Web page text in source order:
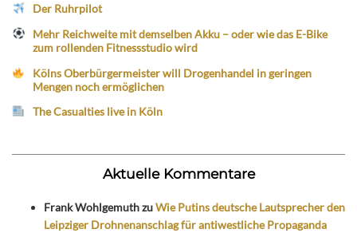
Der Ruhrpilot
Mehr Reichweite mit demselben Akku – oder wie das E-Bike
zum rollenden Fitnessstudio wird
Kölns Oberbürgermeister will Drogenhandel in geringen
Mengen noch ermöglichen
The Casualties live in Köln
Aktuelle Kommentare
Frank WohlgemuthzuWie Putins deutsche Lautsprecher den
Leipziger Drohnenanschlag für antiwestliche Propaganda